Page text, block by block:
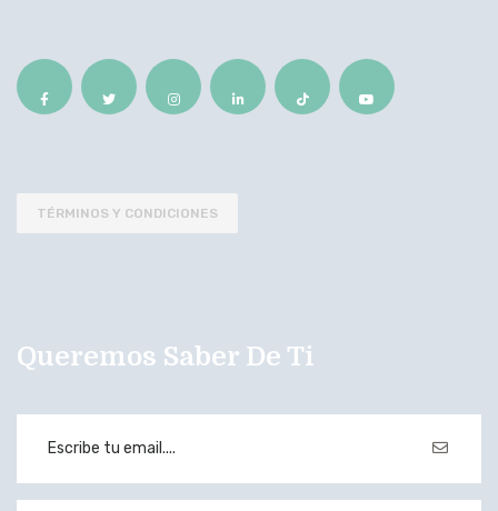
TÉRMINOS Y CONDICIONES
Queremos Saber De Ti